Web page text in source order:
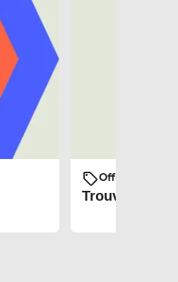
Offres et
Trouvez les